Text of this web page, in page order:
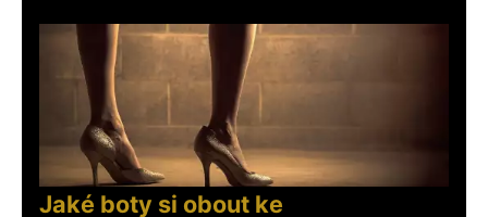
Jaké boty si obout ke